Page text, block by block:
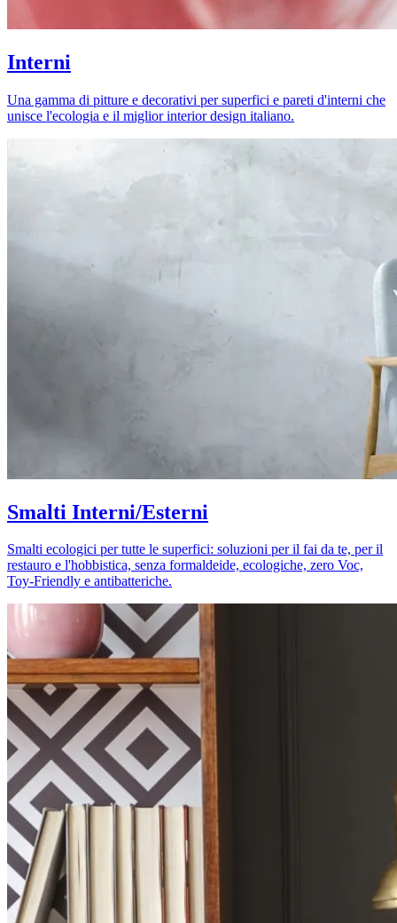
Interni
Una gamma di pitture e decorativi per superfici e pareti d'interni che
unisce l'ecologia e il miglior interior design italiano.
Smalti Interni/Esterni
Smalti ecologici per tutte le superfici: soluzioni per il fai da te, per il
restauro e l'hobbistica, senza formaldeide, ecologiche, zero Voc,
Toy-Friendly e antibatteriche.